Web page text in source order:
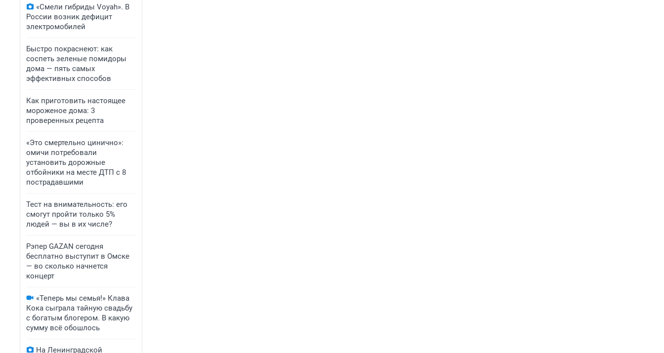
«Смели гибриды Voyah». В
России возник дефицит
электромобилей
Быстро покраснеют: как
соспеть зеленые помидоры
дома — пять самых
эффективных способов
Как приготовить настоящее
мороженое дома: 3
проверенных рецепта
«Это смертельно цинично»:
омичи потребовали
установить дорожные
отбойники на месте ДТП с 8
пострадавшими
Тест на внимательность: его
смогут пройти только 5%
людей — вы в их числе?
Рэпер GAZAN сегодня
бесплатно выступит в Омске
— во сколько начнется
концерт
«Теперь мы семья!» Клава
Кока сыграла тайную свадьбу
с богатым блогером. В какую
сумму всё обошлось
На Ленинградской